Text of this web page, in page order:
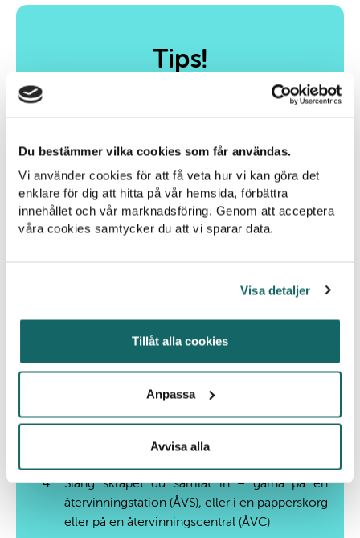
Du bestämmer vilka cookies som får användas.
Vi använder cookies för att få veta hur vi kan göra det
enklare för dig att hitta på vår hemsida, förbättra
innehållet och vår marknadsföring. Genom att acceptera
våra cookies samtycker du att vi sparar data.
Visa detaljer
Tillåt alla cookies
Anpassa
Avvisa alla
Tips!
du behöver göra är att:
Ta med dig påse och handskar ut – använd
gärna sådant du har hemma eller köp i vår
webbshop.
vistas på som behöver lite extra kärlek
Plocka det skräp du ser – men se upp för
exempelvis trasigt glas, farligt avfall eller
genomförs på ett säkert sätt och att barn
plockar skräp med en eller flera vuxna i
Släng skräpet du samlat in – gärna på en
återvinningstation (ÅVS), eller i en papperskorg
eller på en återvinningscentral (ÅVC)